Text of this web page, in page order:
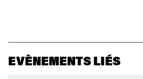
EVÈNEMENTS LIÉS